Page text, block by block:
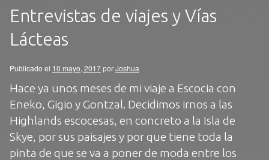
Entrevistas de viajes y Vías
Lácteas
Publicado el 10 mayo, 2017porJoshua
Hace ya unos meses de mi viaje a Escocia con
Eneko, Gigio yGontzal. Decidimos irnos a las
Highlands escocesas, en concreto a la Isla de
Skye, por sus paisajes y por que tiene toda la
pinta de que se va a poner de moda entre los